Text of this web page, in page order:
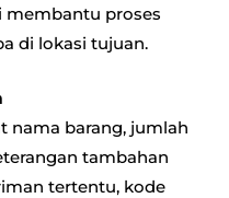
membantu proses
di lokasi tujuan.
nama barang, jumlah
tambahan
tertentu, kode